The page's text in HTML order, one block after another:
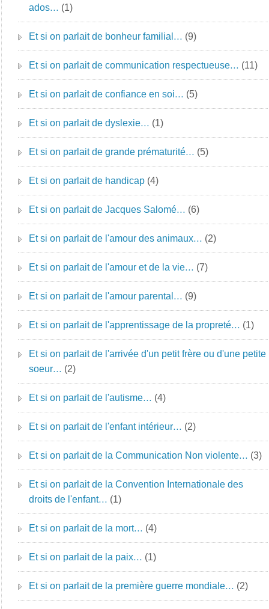
ados… (1)
Et si on parlait de bonheur familial… (9)
Et si on parlait de communication respectueuse… (11)
Et si on parlait de confiance en soi… (5)
Et si on parlait de dyslexie… (1)
Et si on parlait de grande prématurité… (5)
Et si on parlait de handicap (4)
Et si on parlait de Jacques Salomé… (6)
Et si on parlait de l'amour des animaux… (2)
Et si on parlait de l'amour et de la vie… (7)
Et si on parlait de l'amour parental… (9)
Et si on parlait de l'apprentissage de la propreté… (1)
Et si on parlait de l'arrivée d'un petit frère ou d'une petite
soeur… (2)
Et si on parlait de l'autisme… (4)
Et si on parlait de l'enfant intérieur… (2)
Et si on parlait de la Communication Non violente… (3)
Et si on parlait de la Convention Internationale des
droits de l'enfant… (1)
Et si on parlait de la mort… (4)
Et si on parlait de la paix… (1)
Et si on parlait de la première guerre mondiale… (2)